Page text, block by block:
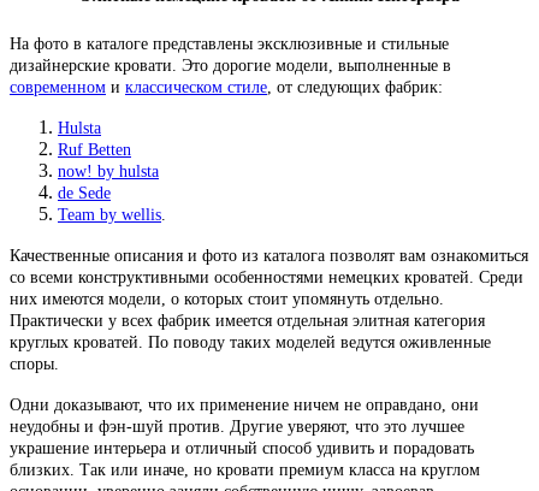
На фото в каталоге представлены эксклюзивные и стильные
дизайнерские кровати. Это дорогие модели, выполненные в
современном и классическом стиле, от следующих фабрик:
Hulsta
Ruf Betten
now! by hulsta
de Sede
Team by wellis.
Качественные описания и фото из каталога позволят вам ознакомиться
со всеми конструктивными особенностями немецких кроватей. Среди
них имеются модели, о которых стоит упомянуть отдельно.
Практически у всех фабрик имеется отдельная элитная категория
круглых кроватей. По поводу таких моделей ведутся оживленные
споры.
Одни доказывают, что их применение ничем не оправдано, они
неудобны и фэн-шуй против. Другие уверяют, что это лучшее
украшение интерьера и отличный способ удивить и порадовать
близких. Так или иначе, но кровати премиум класса на круглом